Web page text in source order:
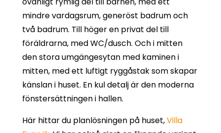
mindre vardagsrum, generöst badrum och
två badrum. Till höger en privat del till
föräldrarna, med WC/dusch. Och i mitten
den stora umgängesytan med kaminen i
mitten, med ett luftigt ryggåstak som skapar
känslan i huset. En kul detalj är den moderna
fönstersättningen i hallen.
Här hittar du planlösningen på huset,Villa